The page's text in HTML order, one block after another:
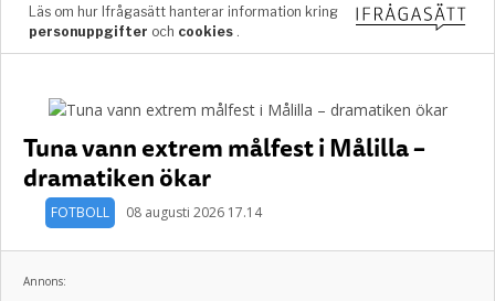
Tuna vann extrem målfest i Målilla –
dramatiken ökar
FOTBOLL 08 augusti 2026 17.14
Annons: